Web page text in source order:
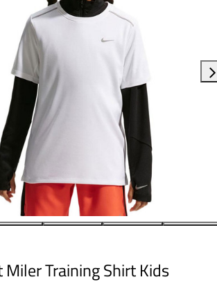
Training Shirt Kids